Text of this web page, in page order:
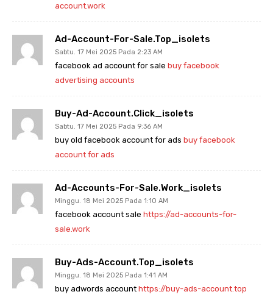
account.work
Ad-Account-For-Sale.top_isolets
Sabtu. 17 Mei 2025 Pada 2:23 AM
facebook ad account for sale buy facebook
advertising accounts
Buy-Ad-Account.click_isolets
Sabtu. 17 Mei 2025 Pada 9:36 AM
buy old facebook account for ads buy facebook
account for ads
Ad-Accounts-For-Sale.work_isolets
Minggu. 18 Mei 2025 Pada 1:10 AM
facebook account sale https://ad-accounts-for-
sale.work
Buy-Ads-Account.top_isolets
Minggu. 18 Mei 2025 Pada 1:41 AM
buy adwords account https://buy-ads-account.top